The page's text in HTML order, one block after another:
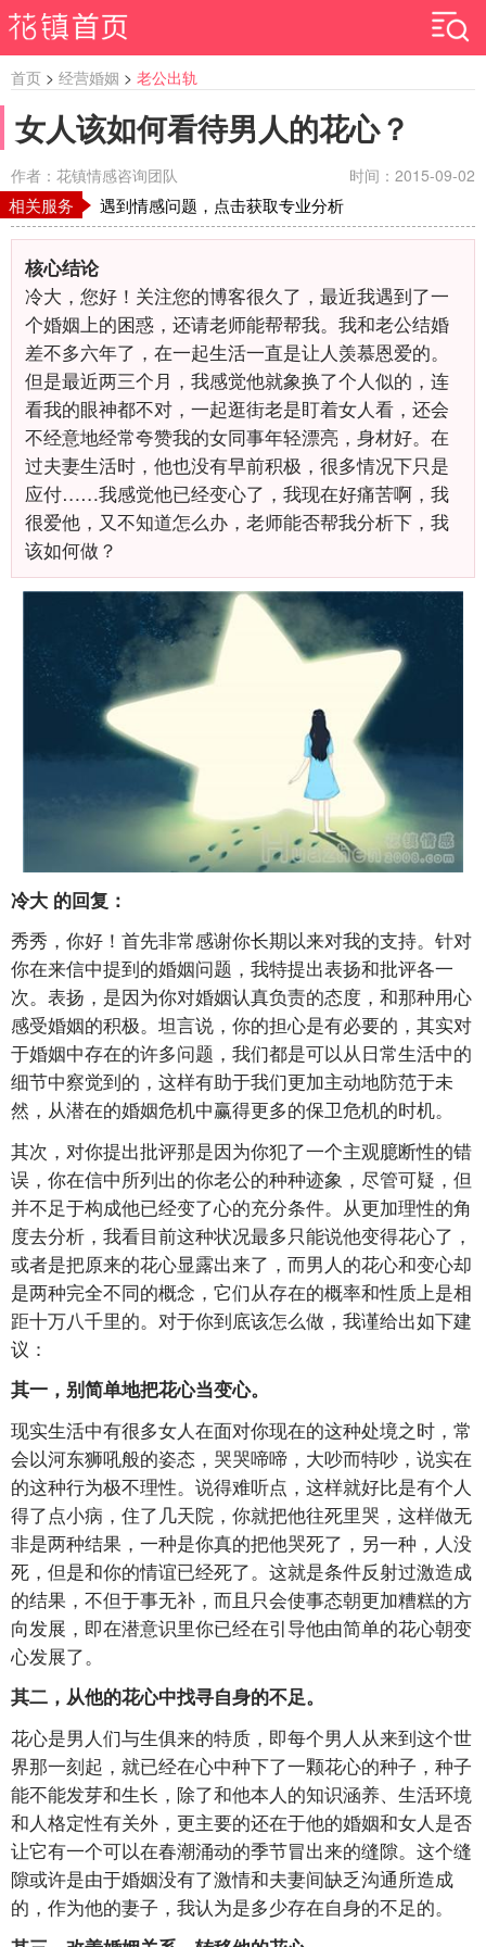
首页 > 经营婚姻 > 老公出轨
女人该如何看待男人的花心？
作者：花镇情感咨询团队 时间：2015-09-02
相关服务 遇到情感问题，点击获取专业分析
核心结论
冷大，您好！关注您的博客很久了，最近我遇到了一
个婚姻上的困惑，还请老师能帮帮我。我和老公结婚
差不多六年了，在一起生活一直是让人羡慕恩爱的。
但是最近两三个月，我感觉他就象换了个人似的，连
看我的眼神都不对，一起逛街老是盯着女人看，还会
不经意地经常夸赞我的女同事年轻漂亮，身材好。在
过夫妻生活时，他也没有早前积极，很多情况下只是
应付……我感觉他已经变心了，我现在好痛苦啊，我
很爱他，又不知道怎么办，老师能否帮我分析下，我
该如何做？
冷大 的回复：
秀秀，你好！首先非常感谢你长期以来对我的支持。针对
你在来信中提到的婚姻问题，我特提出表扬和批评各一
次。表扬，是因为你对婚姻认真负责的态度，和那种用心
感受婚姻的积极。坦言说，你的担心是有必要的，其实对
于婚姻中存在的许多问题，我们都是可以从日常生活中的
细节中察觉到的，这样有助于我们更加主动地防范于未
然，从潜在的婚姻危机中赢得更多的保卫危机的时机。
其次，对你提出批评那是因为你犯了一个主观臆断性的错
误，你在信中所列出的你老公的种种迹象，尽管可疑，但
并不足于构成他已经变了心的充分条件。从更加理性的角
度去分析，我看目前这种状况最多只能说他变得花心了，
或者是把原来的花心显露出来了，而男人的花心和变心却
是两种完全不同的概念，它们从存在的概率和性质上是相
距十万八千里的。对于你到底该怎么做，我谨给出如下建
议：
其一，别简单地把花心当变心。
现实生活中有很多女人在面对你现在的这种处境之时，常
会以河东狮吼般的姿态，哭哭啼啼，大吵而特吵，说实在
的这种行为极不理性。说得难听点，这样就好比是有个人
得了点小病，住了几天院，你就把他往死里哭，这样做无
非是两种结果，一种是你真的把他哭死了，另一种，人没
死，但是和你的情谊已经死了。这就是条件反射过激造成
的结果，不但于事无补，而且只会使事态朝更加糟糕的方
向发展，即在潜意识里你已经在引导他由简单的花心朝变
心发展了。
其二，从他的花心中找寻自身的不足。
花心是男人们与生俱来的特质，即每个男人从来到这个世
界那一刻起，就已经在心中种下了一颗花心的种子，种子
能不能发芽和生长，除了和他本人的知识涵养、生活环境
和人格定性有关外，更主要的还在于他的婚姻和女人是否
让它有一个可以在春潮涌动的季节冒出来的缝隙。这个缝
隙或许是由于婚姻没有了激情和夫妻间缺乏沟通所造成
的，作为他的妻子，我认为是多少存在自身的不足的。